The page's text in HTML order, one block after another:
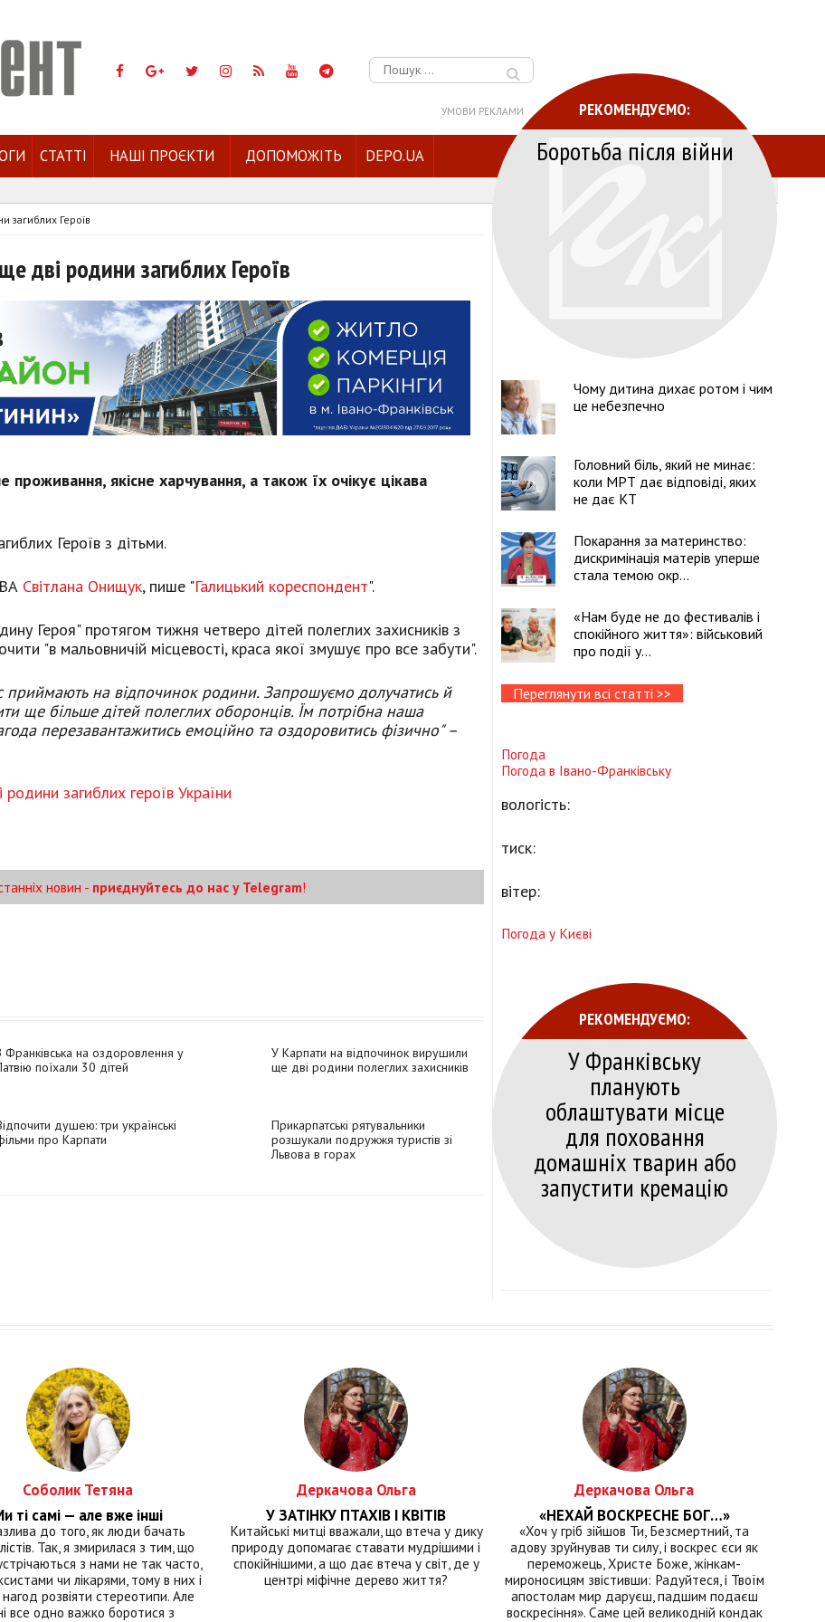
Пошук:
УМОВИ РЕКЛАМИ
СТАТТІ НАШІ ПРОЄКТИ ДОПОМОЖІТЬ DEPO.UA
загиблих Героїв
дві родини загиблих Героїв
якісне харчування, а також їх очікує цікава
Героїв з дітьми.
Світлана Онищук, пише "Галицький кореспондент".
Героя" протягом тижня четверо дітей полеглих захисників з
"в мальовничій місцевості, краса якої змушує про все забути".
приймають на відпочинок родини. Запрошуємо долучатись й
ще більше дітей полеглих оборонців. Їм потрібна наша
перезавантажитись емоційно та оздоровитись фізично" –
загиблих героїв України
новин - приєднуйтесь до нас у Telegram!
Франківська на оздоровлення у
поїхали 30 дітей
У Карпати на відпочинок вирушили
ще дві родини полеглих захисників
душею: три українські
про Карпати
Прикарпатські рятувальники
розшукали подружжя туристів зі
Львова в горах
РЕКОМЕНДУЄМО:
Боротьба після війни
Чому дитина дихає ротом і чим
це небезпечно
Головний біль, який не минає:
коли МРТ дає відповіді, яких
не дає КТ
Покарання за материнство:
дискримінація матерів уперше
стала темою окр...
«Нам буде не до фестивалів і
спокійного життя»: військовий
про події у...
Переглянути всі статті >>
Погода
Погода в Івано-Франківську
вологість:
тиск:
вітер:
Погода у Києві
РЕКОМЕНДУЄМО:
У Франківську
планують
облаштувати місце
для поховання
домашніх тварин або
запустити кремацію
Соболик Тетяна
ті самі — але вже інші
до того, як люди бачать
Так, я змирилася з тим, що
з нами не так часто,
чи лікарями, тому в них і
розвіяти стереотипи. Але
все одно важко боротися з
Деркачова Ольга
У ЗАТІНКУ ПТАХІВ І КВІТІВ
Китайські митці вважали, що втеча у дику
природу допомагає ставати мудрішими і
спокійнішими, а що дає втеча у світ, де у
центрі міфічне дерево життя?
Деркачова Ольга
«НЕХАЙ ВОСКРЕСНЕ БОГ…»
«Хоч у гріб зійшов Ти, Безсмертний, та
адову зруйнував ти силу, і воскрес єси як
переможець, Христе Боже, жінкам-
мироносицям звістивши: Радуйтеся, і Твоїм
апостолам мир даруєш, падшим подаєш
воскресіння». Саме цей великодній кондак